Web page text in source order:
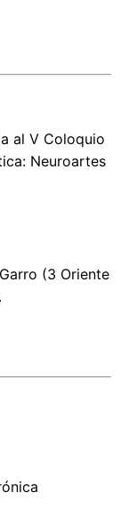
al V Coloquio
Neuroartes
(3 Oriente